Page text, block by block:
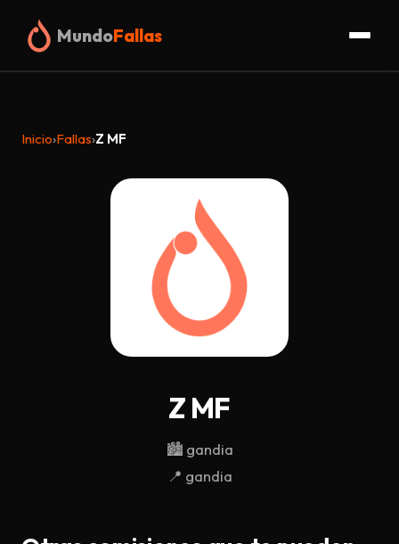
MundoFallas
Organigrama
Glosario
Blog
Descargar
Contacto
Inicio›Fallas›Z MF
Z MF
🏙️ gandia
📍 gandia